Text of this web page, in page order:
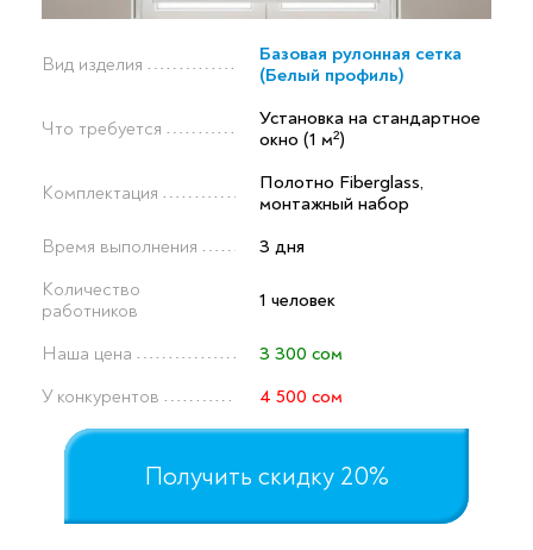
Вид изделия
Базовая рулонная сетка
(Белый профиль)
Что требуется
Установка на стандартное
окно (1 м²)
Комплектация
Полотно Fiberglass,
монтажный набор
Время выполнения
3 дня
Количество
работников
1 человек
Наша цена
3 300 сом
У конкурентов
4 500 сом
Получить скидку 20%